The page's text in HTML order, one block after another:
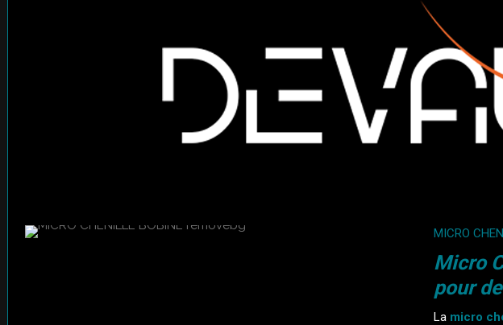
MICRO
Micro
pour
La micro